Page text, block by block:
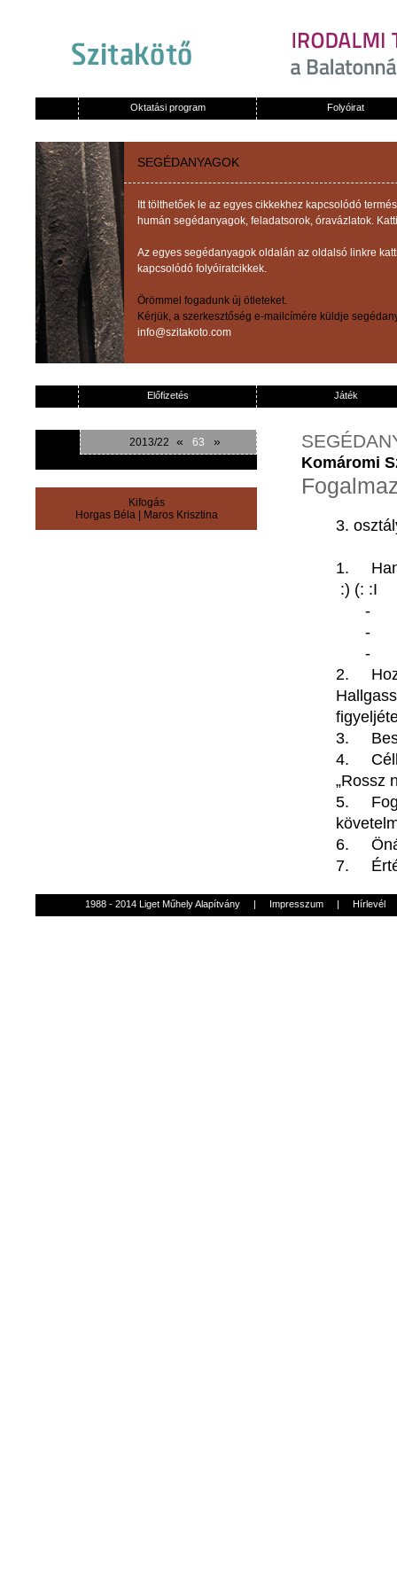
Oktatási program Folyóirat
SEGÉDANYAGOK
Itt tölthetőek le az egyes cikkekhez kapcsolódó
humán segédanyagok, feladatsorok, óravázlatok.
Az egyes segédanyagok oldalán az oldalsó linkre
kapcsolódó folyóiratcikkek.
Örömmel fogadunk új ötleteket.
Kérjük, a szerkesztőség e-mailcímére küldje
info@szitakoto.com
Előfizetés Játék
2013/22 « 63 »
Kifogás
Horgas Béla| Maros Krisztina
Komáromi
3.
1.
:) (: :I
-
2.
3.
4.
„Rossz
5.
6.
7.
1988 - 2014 Liget Műhely Alapítvány | Impresszum | Hírlevél